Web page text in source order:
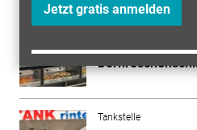
Jetzt gratis anmelden
Tankstelle
Mit
Tankstelle